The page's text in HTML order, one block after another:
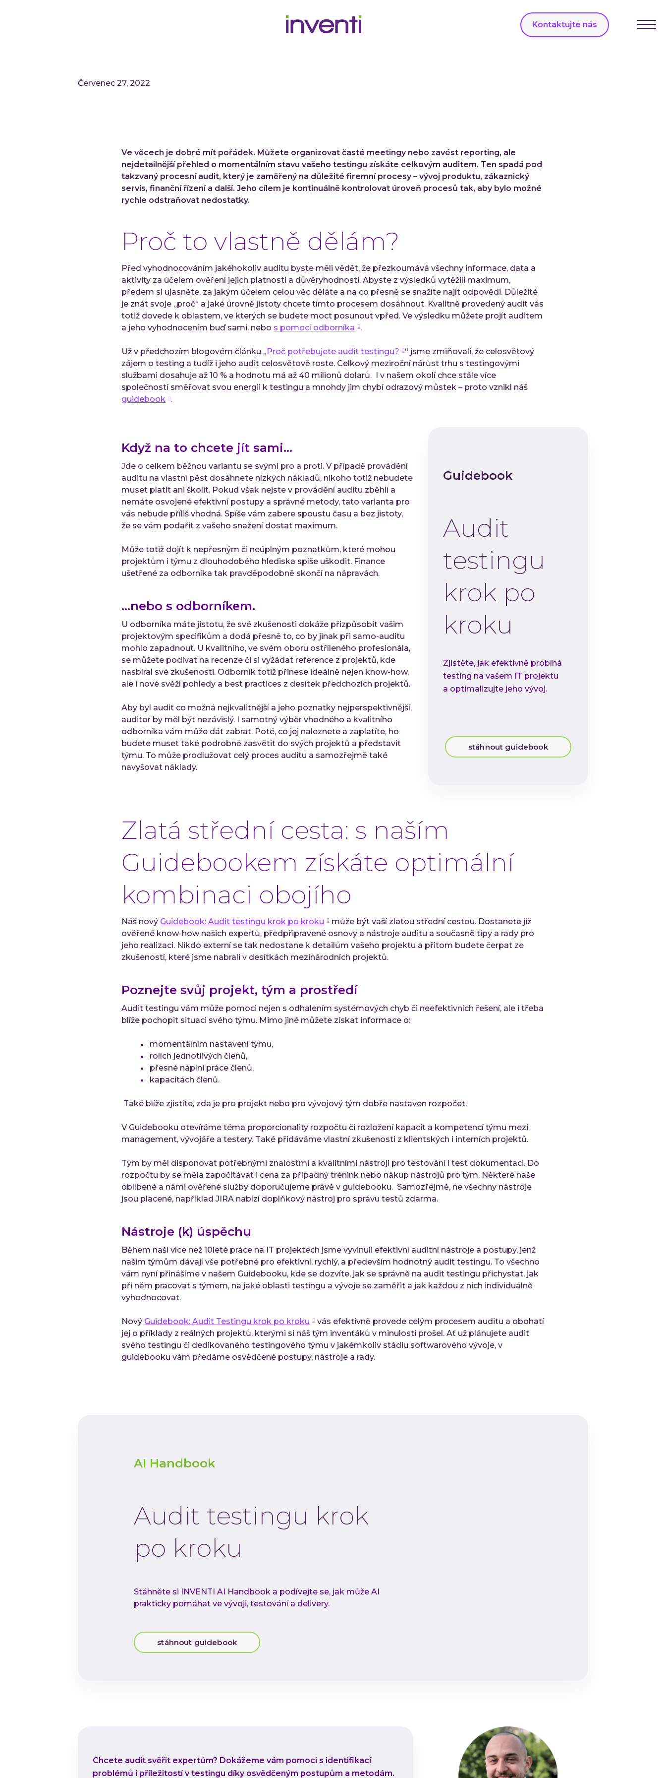
Menu
Kontaktujte nás
Červenec 27, 2022
Ve věcech je dobré mít pořádek. Můžete organizovat časté meetingy nebo zavést reporting, ale
nejdetailnější přehled o momentálním stavu vašeho testingu získáte celkovým auditem. Ten spadá pod
takzvaný procesní audit, který je zaměřený na důležité firemní procesy – vývoj produktu, zákaznický
servis, finanční řízení a další. Jeho cílem je kontinuálně kontrolovat úroveň procesů tak, aby bylo možné
rychle odstraňovat nedostatky.
Proč to vlastně dělám?
Před vyhodnocováním jakéhokoliv auditu byste měli vědět, že přezkoumává všechny informace, data a
aktivity za účelem ověření jejich platnosti a důvěryhodnosti. Abyste z výsledků vytěžili maximum,
předem si ujasněte, za jakým účelem celou věc děláte a na co přesně se snažíte najít odpovědi. Důležité
je znát svoje „proč“ a jaké úrovně jistoty chcete tímto procesem dosáhnout. Kvalitně provedený audit vás
totiž dovede k oblastem, ve kterých se budete moct posunout vpřed. Ve výsledku můžete projít auditem
a jeho vyhodnocením buď sami, nebo s pomocí odborníka .
Už v předchozím blogovém článku „Proč potřebujete audit testingu?
“ jsme zmiňovali, že celosvětový
zájem o testing a tudíž i jeho audit celosvětově roste. Celkový meziroční nárůst trhu s testingovými
službami dosahuje až 10 % a hodnotu má až 40 milionů dolarů. I v našem okolí chce stále více
společností směřovat svou energii k testingu a mnohdy jim chybí odrazový můstek – proto vznikl náš
guidebook
.
Když na to chcete jít sami…
Jde o celkem běžnou variantu se svými pro a proti. V případě provádění
auditu na vlastní pěst dosáhnete nízkých nákladů, nikoho totiž nebudete
muset platit ani školit. Pokud však nejste v provádění auditu zběhlí a
nemáte osvojené efektivní postupy a správné metody, tato varianta pro
vás nebude příliš vhodná. Spíše vám zabere spoustu času a bez jistoty,
že se vám podařit z vašeho snažení dostat maximum.
Může totiž dojít k nepřesným či neúplným poznatkům, které mohou
projektům i týmu z dlouhodobého hlediska spíše uškodit. Finance
ušetřené za odborníka tak pravděpodobně skončí na nápravách.
…nebo s odborníkem.
U odborníka máte jistotu, že své zkušenosti dokáže přizpůsobit vašim
projektovým specifikům a dodá přesně to, co by jinak při samo-auditu
mohlo zapadnout. U kvalitního, ve svém oboru ostříleného profesionála,
se můžete podívat na recenze či si vyžádat reference z projektů, kde
nasbíral své zkušenosti. Odborník totiž přinese ideálně nejen know-how,
ale i nové svěží pohledy a best practices z desítek předchozích projektů.
Aby byl audit co možná nejkvalitnější a jeho poznatky nejperspektivnější,
auditor by měl být nezávislý. I samotný výběr vhodného a kvalitního
odborníka vám může dát zabrat. Poté, co jej naleznete a zaplatíte, ho
budete muset také podrobně zasvětit do svých projektů a představit
týmu. To může prodlužovat celý proces auditu a samozřejmě také
navyšovat náklady.
Guidebook
Audit
testingu
krok po
kroku
Zjistěte, jak efektivně probíhá
testing na vašem IT projektu
a optimalizujte jeho vývoj.
stáhnout guidebook
Zlatá střední cesta: s naším
Guidebookem získáte optimální
kombinaci obojího
Náš nový Guidebook: Audit testingu krok po kroku
může být vaší zlatou střední cestou. Dostanete již
ověřené know-how našich expertů, předpřipravené osnovy a nástroje auditu a současně tipy a rady pro
jeho realizaci. Nikdo externí se tak nedostane k detailům vašeho projektu a přitom budete čerpat ze
zkušeností, které jsme nabrali v desítkách mezinárodních projektů.
Poznejte svůj projekt, tým a prostředí
Audit testingu vám může pomoci nejen s odhalením systémových chyb či neefektivních řešení, ale i třeba
blíže pochopit situaci svého týmu. Mimo jiné můžete získat informace o:
momentálním nastavení týmu,
rolích jednotlivých členů,
přesné náplni práce členů,
kapacitách členů.
Také blíže zjistíte, zda je pro projekt nebo pro vývojový tým dobře nastaven rozpočet.
V Guidebooku otevíráme téma proporcionality rozpočtu či rozložení kapacit a kompetencí týmu mezi
management, vývojáře a testery. Také přidáváme vlastní zkušenosti z klientských i interních projektů.
Tým by měl disponovat potřebnými znalostmi a kvalitními nástroji pro testování i test dokumentaci. Do
rozpočtu by se měla započítávat i cena za případný trénink nebo nákup nástrojů pro tým. Některé naše
oblíbené a námi ověřené služby doporučujeme právě v guidebooku. Samozřejmě, ne všechny nástroje
jsou placené, například JIRA nabízí doplňkový nástroj pro správu testů zdarma.
Nástroje (k) úspěchu
Během naší více než 10leté práce na IT projektech jsme vyvinuli efektivní auditní nástroje a postupy, jenž
našim týmům dávají vše potřebné pro efektivní, rychlý, a především hodnotný audit testingu. To všechno
vám nyní přinášíme v našem Guidebooku, kde se dozvíte, jak se správně na audit testingu přichystat, jak
při něm pracovat s týmem, na jaké oblasti testingu a vývoje se zaměřit a jak každou z nich individuálně
vyhodnocovat.
Nový Guidebook: Audit Testingu krok po kroku
vás efektivně provede celým procesem auditu a obohatí
jej o příklady z reálných projektů, kterými si náš tým invenťáků v minulosti prošel. Ať už plánujete audit
svého testingu či dedikovaného testingového týmu v jakémkoliv stádiu softwarového vývoje, v
guidebooku vám předáme osvědčené postupy, nástroje a rady.
AI Handbook
Audit testingu krok
po kroku
Stáhněte si INVENTI AI Handbook a podívejte se, jak může AI
prakticky pomáhat ve vývoji, testování a delivery.
stáhnout guidebook
Chcete audit svěřit expertům? Dokážeme vám pomoci s identifikací
problémů i příležitostí v testingu díky osvědčeným postupům a metodám.